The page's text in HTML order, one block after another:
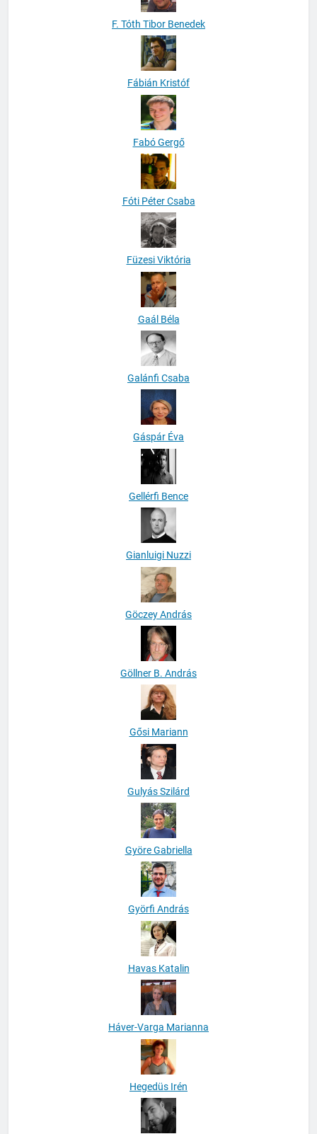
F. Tóth Tibor Benedek
Fábián Kristóf
Fabó Gergő
Fóti Péter Csaba
Füzesi Viktória
Gaál Béla
Galánfi Csaba
Gáspár Éva
Gellérfi Bence
Gianluigi Nuzzi
Göczey András
Göllner B. András
Gősi Mariann
Gulyás Szilárd
Györe Gabriella
Györfi András
Havas Katalin
Háver-Varga Marianna
Hegedüs Irén